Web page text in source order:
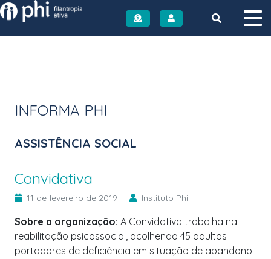
Instituto PHI
INFORMA PHI
ASSISTÊNCIA SOCIAL
Convidativa
11 de fevereiro de 2019 Instituto Phi
Sobre a organização: A Convidativa trabalha na
reabilitação psicossocial, acolhendo 45 adultos
portadores de deficiência em situação de abandono.